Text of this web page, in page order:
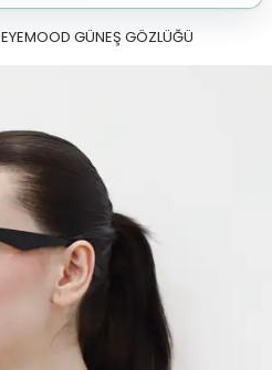
EYEMOOD GÜNEŞ GÖZLÜĞÜ